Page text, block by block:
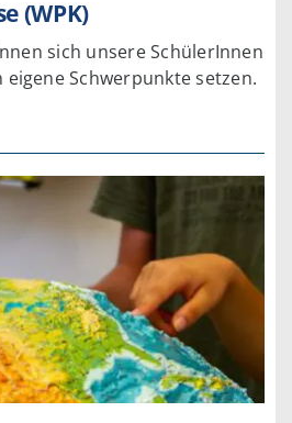
(WPK)
sich unsere SchülerInnen
eigene Schwerpunkte setzen.